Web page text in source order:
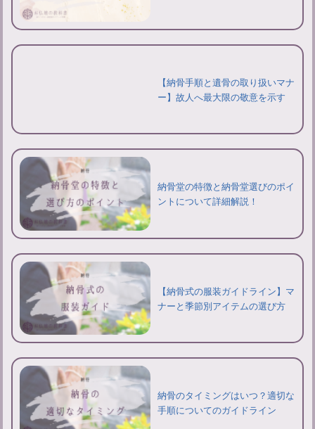
【納骨手順と遺骨の取り扱いマナ
ー】故人へ最大限の敬意を示す
納骨堂の特徴と納骨堂選びのポイ
ントについて詳細解説！
【納骨式の服装ガイドライン】マ
ナーと季節別アイテムの選び方
納骨のタイミングはいつ？適切な
手順についてのガイドライン